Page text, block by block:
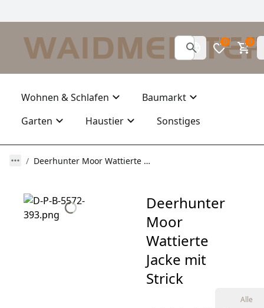
0 0
Wohnen & Schlafen
Baumarkt
Garten
Haustier Sonstiges
Deerhunter Moor Wattierte Jacke mit Strick
Deerhunter
Moor
Wattierte
Jacke mit
Strick
Alle